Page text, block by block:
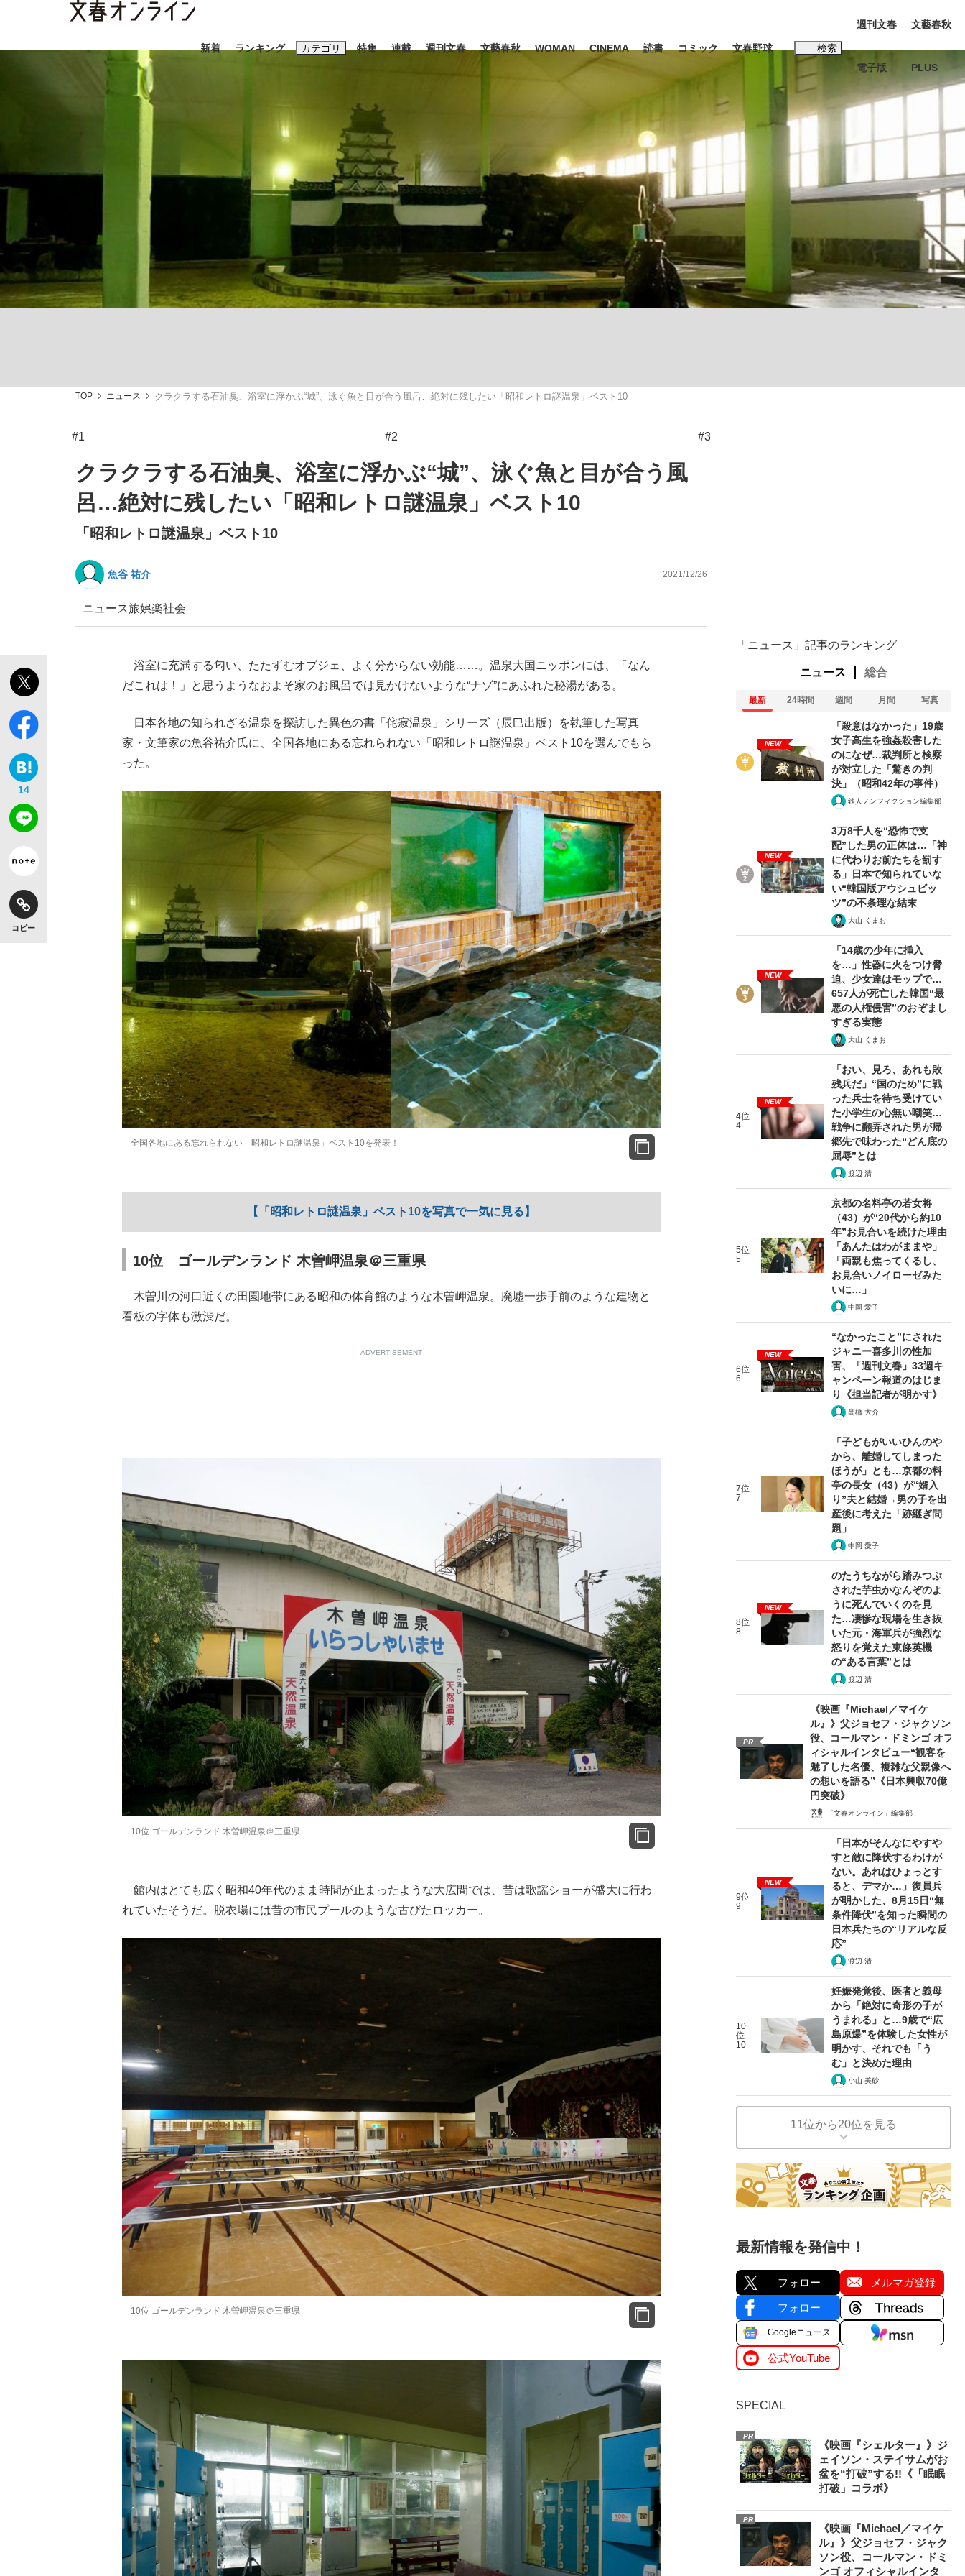
新着 ランキング カテゴリ
ビジネス インタビュー
「90%は失敗する。でも…」本田圭佑が初めて明かした日本代表監督に... 「最悪の空気のまま解散」WBC日本代表“敗戦”の真実 選手が明かす...
「目標達成できなかったからと言って…」サッカー日本代表・森保一監督...
もっと見る
特集
終戦から81年
観る将棋、読む将棋
連載 週刊文春 文藝春秋 WOMAN CINEMA 読書 コミック 文春野球 検索
おすすめのキーワードタグ一覧
#藤田晋 #三山凌輝 #高市早苗 #後藤真希 #森岡毅 #城彰二 #内田有紀
#松田聖子
#玉木雄一郎
#亀和田武
週刊文春
電子版
文藝春秋
PLUS
TOP ニュース クラクラする石油臭、浴室に浮かぶ“城”、泳ぐ魚と目が合う風呂…絶対に残したい「昭和レトロ謎温泉」ベスト10
#1 #2 #3
クラクラする石油臭、浴室に浮かぶ“城”、泳ぐ魚と目が合う風
呂…絶対に残したい「昭和レトロ謎温泉」ベスト10
「昭和レトロ謎温泉」ベスト10
魚谷 祐介 2021/12/26
ニュース旅娯楽社会
14
コピー
浴室に充満する匂い、たたずむオブジェ、よく分からない効能……。温泉大国ニッポンには、「なん
だこれは！」と思うようなおよそ家のお風呂では見かけないような“ナゾ”にあふれた秘湯がある。
日本各地の知られざる温泉を探訪した異色の書「侘寂温泉」シリーズ（辰巳出版）を執筆した写真
家・文筆家の魚谷祐介氏に、全国各地にある忘れられない「昭和レトロ謎温泉」ベスト10を選んでもら
った。
全国各地にある忘れられない「昭和レトロ謎温泉」ベスト10を発表！
【「昭和レトロ謎温泉」ベスト10を写真で一気に見る】
10位 ゴールデンランド 木曽岬温泉＠三重県
木曽川の河口近くの田園地帯にある昭和の体育館のような木曽岬温泉。廃墟一歩手前のような建物と
看板の字体も激渋だ。
ADVERTISEMENT
10位 ゴールデンランド 木曽岬温泉＠三重県
館内はとても広く昭和40年代のまま時間が止まったような大広間では、昔は歌謡ショーが盛大に行わ
れていたそうだ。脱衣場には昔の市民プールのような古びたロッカー。
10位 ゴールデンランド 木曽岬温泉＠三重県
「ニュース」記事のランキング
ニュース 総合
最新 24時間 週間 月間 写真
NEW
「殺意はなかった」19歳
女子高生を強姦殺害した
のになぜ…裁判所と検察
が対立した「驚きの判
決」（昭和42年の事件）
鉄人ノンフィクション編集部
NEW
3万8千人を“恐怖で支
配”した男の正体は…「神
に代わりお前たちを罰す
る」日本で知られていな
い“韓国版アウシュビッ
ツ”の不条理な結末
大山 くまお
NEW
「14歳の少年に挿入
を…」性器に火をつけ脅
迫、少女達はモップで…
657人が死亡した韓国“最
悪の人権侵害”のおぞまし
すぎる実態
大山 くまお
4位
4
NEW
「おい、見ろ、あれも敗
残兵だ」“国のため”に戦
った兵士を待ち受けてい
た小学生の心無い嘲笑…
戦争に翻弄された男が帰
郷先で味わった“どん底の
屈辱”とは
渡辺 清
5位
5
京都の名料亭の若女将
（43）が“20代から約10
年”お見合いを続けた理由
「あんたはわがままや」
「両親も焦ってくるし、
お見合いノイローゼみた
いに…」
中岡 愛子
6位
6
NEW
“なかったこと”にされた
ジャニー喜多川の性加
害、「週刊文春」33週キ
ャンペーン報道のはじま
り《担当記者が明かす》
髙橋 大介
7位
7
「子どもがいいひんのや
から、離婚してしまった
ほうが」とも…京都の料
亭の長女（43）が“婿入
り”夫と結婚→男の子を出
産後に考えた「跡継ぎ問
題」
中岡 愛子
8位
8
NEW
のたうちながら踏みつぶ
された芋虫かなんぞのよ
うに死んでいくのを見
た…凄惨な現場を生き抜
いた元・海軍兵が強烈な
怒りを覚えた東條英機
の“ある言葉”とは
渡辺 清
PR
《映画『Michael／マイケ
ル』》父ジョセフ・ジャクソン
役、コールマン・ドミンゴ オフ
ィシャルインタビュー“観客を
魅了した名優、複雑な父親像へ
の想いを語る”《日本興収70億
円突破》
「文春オンライン」編集部
9位
9
NEW
「日本がそんなにやすや
すと敵に降伏するわけが
ない。あれはひょっとす
ると、デマか…」復員兵
が明かした、8月15日“無
条件降伏”を知った瞬間の
日本兵たちの“リアルな反
応”
渡辺 清
10
位
10
妊娠発覚後、医者と義母
から「絶対に奇形の子が
うまれる」と…9歳で“広
島原爆”を体験した女性が
明かす、それでも「う
む」と決めた理由
小山 美砂
11位から20位を見る
最新情報を発信中！
フォロー メルマガ登録
フォロー
Googleニュース
公式YouTube
SPECIAL
PR
《映画『シェルター』》ジ
ェイソン・ステイサムがお
盆を“打破”する!!《「眠眠
打破」コラボ》
PR
《映画『Michael／マイケ
ル』》父ジョセフ・ジャク
ソン役、コールマン・ドミ
ンゴ オフィシャルインタ